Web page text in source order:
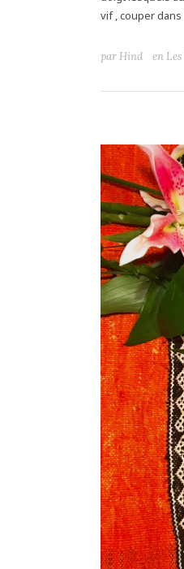
vif , couper
par Hind en